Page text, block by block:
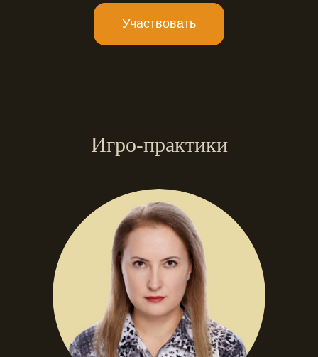
Участвовать
Игро-практики